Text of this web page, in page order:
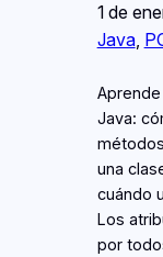
1 de
Java,
Java:
una
cuándo
Los
por